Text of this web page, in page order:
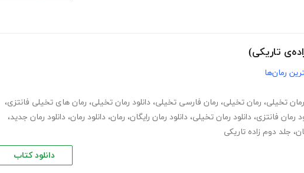
تاریکی)
رمان‌ها
رمان تخیلی، رمان تخیلی، رمان فارسی تخیلی، دانلود رمان تخیلی، رمان های تخیلی فانتزی،
رمان فانتزی، دانلود رمان تخیلی، دانلود رمان رایگان، رمان، دانلود رمان، دانلود رمان جدید،
، جلد دوم زاده تاریکی
دانلود کتاب